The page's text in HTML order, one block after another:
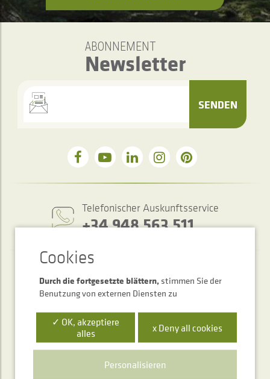
ABONNEMENT
Newsletter
SENDEN
Telefonischer Auskunftsservice
+34 948 563 511
Polígono Ibarrea, s/n 31800 Alsasua, Navarra, Spain
Durch die fortgesetzte blättern, stimmen Sie der
Benutzung von externen Diensten zu
✓ OK, akzeptiere
alles
x Deny all cookies
Personalisieren